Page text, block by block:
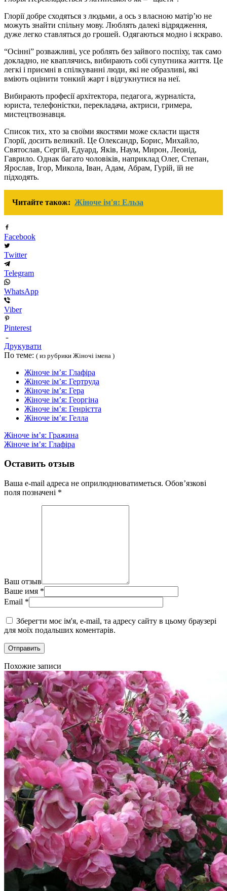
Глорії добре сходяться з людьми, а ось з власною матір’ю не
можуть знайти спільну мову. Люблять далекі відрядження,
дуже легко ставляться до грошей. Одягаються модно і яскраво.
“Осінні” розважливі, усе роблять без зайвого поспіху, так само
докладно, не кваплячись, вибирають собі супутника життя. Це
легкі і приємні в спілкуванні люди, які не образливі, які
вміють оцінити тонкий жарт і відгукнутися на неї.
Вибирають професії архітектора, педагога, журналіста,
юриста, телефоністки, перекладача, актриси, гримера,
мистецтвознавця.
Список тих, хто за своїми якостями може скласти щастя
Глорії, досить великий. Це Олександр, Борис, Михайло,
Святослав, Сергій, Едуард, Яків, Наум, Мирон, Леонід,
Гаврило. Однак багато чоловіків, наприклад Олег, Степан,
Ярослав, Ігор, Микола, Іван, Адам, Абрам, Гурій, їй не
підходять.
Читайте також: Жіноче ім'я: Ельза
Facebook
Twitter
Telegram
WhatsApp
Viber
Pinterest
Друкувати
По теме: ( из рубрики Жіночі імена )
Жіноче ім’я: Глафіра
Жіноче ім’я: Гертруда
Жіноче ім’я: Гера
Жіноче ім’я: Георгіна
Жіноче ім’я: Генрієтта
Жіноче ім’я: Гелла
Жіноче ім’я: Гражина
Жіноче ім’я: Глафіра
Оставить отзыв
Ваша e-mail адреса не оприлюднюватиметься. Обов’язкові
поля позначені *
Ваш отзыв
Ваше имя *
Email *
Зберегти моє ім'я, e-mail, та адресу сайту в цьому браузері
для моїх подальших коментарів.
Похожие записи